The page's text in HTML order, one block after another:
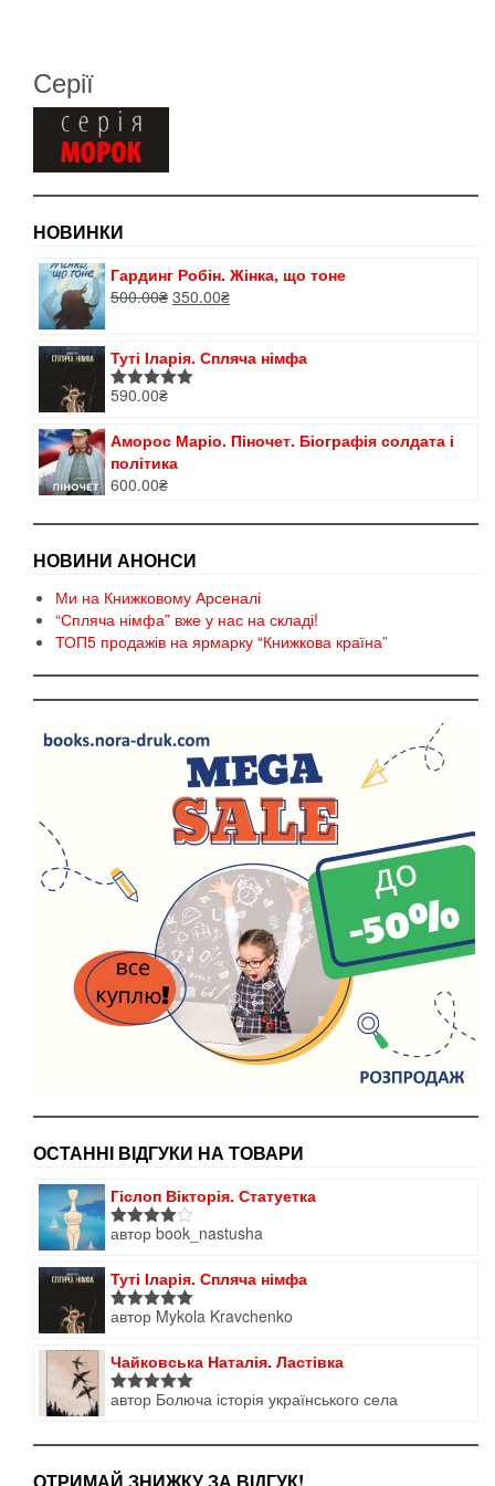
Серії
НОВИНКИ
Гардинг Робін. Жінка, що тоне
500.00₴ Оригінальна
350.00₴Поточна
Туті Іларія. Спляча німфа
Оцінено в
590.00₴
Аморос Маріо. Піночет. Біографія солдата і
політика
600.00₴
НОВИНИ АНОНСИ
Ми на Книжковому Арсеналі
“Спляча німфа” вже у нас на складі!
ТОП5 продажів на ярмарку “Книжкова країна”
ОСТАННІ ВІДГУКИ НА ТОВАРИ
Гіслоп Вікторія. Статуетка
Оцінено
автор book_nastusha
Туті Іларія. Спляча німфа
Оцінено в
автор Mykola Kravchenko
Чайковська Наталія. Ластівка
Оцінено в
автор Болюча історія українського села